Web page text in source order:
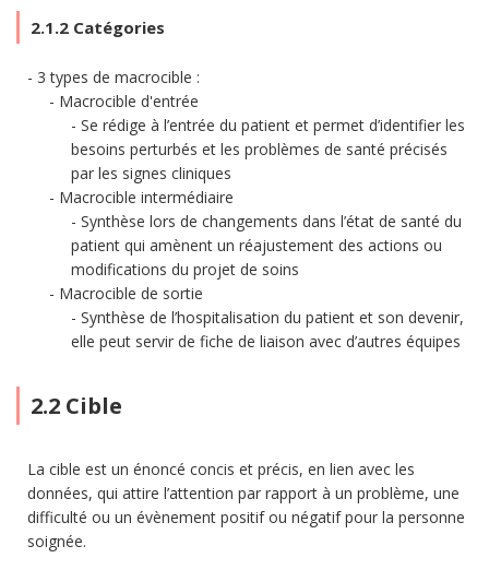
2.1.2 Catégories
3 types de macrocible :
Macrocible d'entrée
Se rédige à l’entrée du patient et permet d’identifier les
besoins perturbés et les problèmes de santé précisés
par les signes cliniques
Macrocible intermédiaire
Synthèse lors de changements dans l’état de santé du
patient qui amènent un réajustement des actions ou
modifications du projet de soins
Macrocible de sortie
Synthèse de l’hospitalisation du patient et son devenir,
elle peut servir de fiche de liaison avec d’autres équipes
2.2 Cible
La cible est un énoncé concis et précis, en lien avec les
données, qui attire l’attention par rapport à un problème, une
difficulté ou un évènement positif ou négatif pour la personne
soignée.